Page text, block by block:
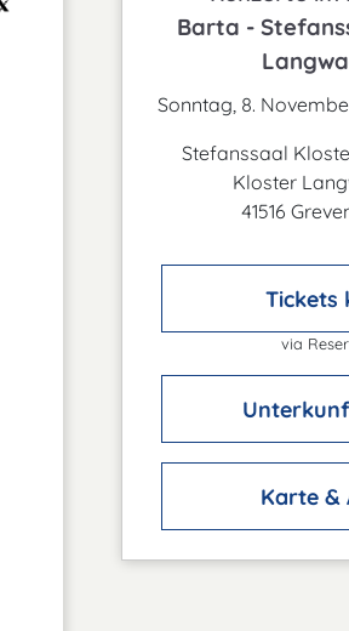
Barta -
Sonntag, 8.
Stefanssaal
Kloster
41516
Tickets
via
Karte &